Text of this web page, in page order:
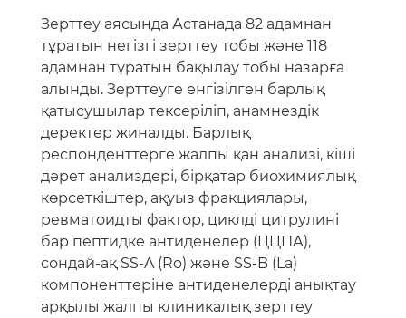
Зерттеу аясында Астанада 82 адамнан
тұратын негізгі зерттеу тобы және 118
адамнан тұратын бақылау тобы назарға
алынды. Зерттеуге енгізілген барлық
қатысушылар тексеріліп, анамнездік
деректер жиналды. Барлық
респонденттерге жалпы қан анализі, кіші
дәрет анализдері, бірқатар биохимиялық
көрсеткіштер, ақуыз фракциялары,
ревматоидты фактор, циклді цитрулині
бар пептидке антиденелер (ЦЦПА),
сондай-ақ SS-A (Ro) және SS-B (La)
компоненттеріне антиденелерді анықтау
арқылы жалпы клиникалық зерттеу